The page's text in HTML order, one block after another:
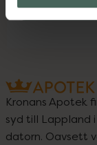
Vitaminer
Kronans Apotek
syd till Lappland
datorn. Oavsett